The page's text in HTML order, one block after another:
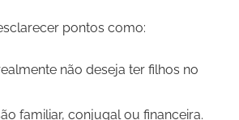
pontos como:
não deseja ter filhos no
familiar, conjugal ou financeira.